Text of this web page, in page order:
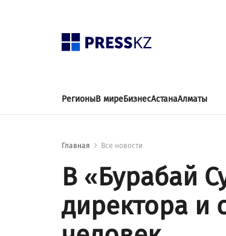
РегионыВ миреБизнесАстанаАлматы
Главная Все новости
В «Бурабай
директора и